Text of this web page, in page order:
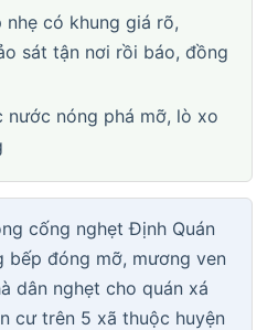
có khung giá rõ,
sát tận nơi rồi báo, đồng
nước nóng phá mỡ, lò xo
cống nghẹt Định Quán
bếp đóng mỡ, mương ven
dân nghẹt cho quán xá
cư trên 5 xã thuộc huyện